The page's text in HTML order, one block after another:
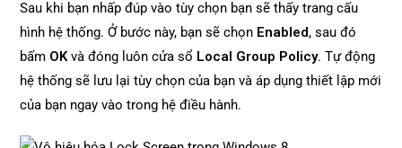
Sau khi bạn nhấp đúp vào tùy chọn bạn sẽ thấy trang cấu
hình hệ thống. Ở bước này, bạn sẽ chọn Enabled, sau đó
bấm OK và đóng luôn cửa sổ Local Group Policy. Tự động
hệ thống sẽ lưu lại tùy chọn của bạn và áp dụng thiết lập mới
của bạn ngay vào trong hệ điều hành.